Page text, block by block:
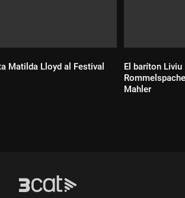
Matilda Lloyd al Festival
El baríton
Mahler